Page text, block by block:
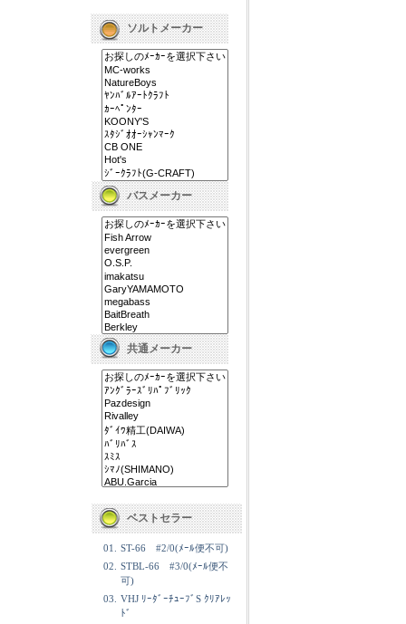
ソルトメーカー
バスメーカー
共通メーカー
ベストセラー
01.
ST-66 #2/0(ﾒｰﾙ便不可)
02.
STBL-66 #3/0(ﾒｰﾙ便不
可)
03.
VHJ ﾘｰﾀﾞｰﾁｭｰﾌﾞS ｸﾘｱﾚｯ
ﾄﾞ